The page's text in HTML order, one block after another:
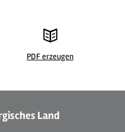
PDF erzeugen
Land